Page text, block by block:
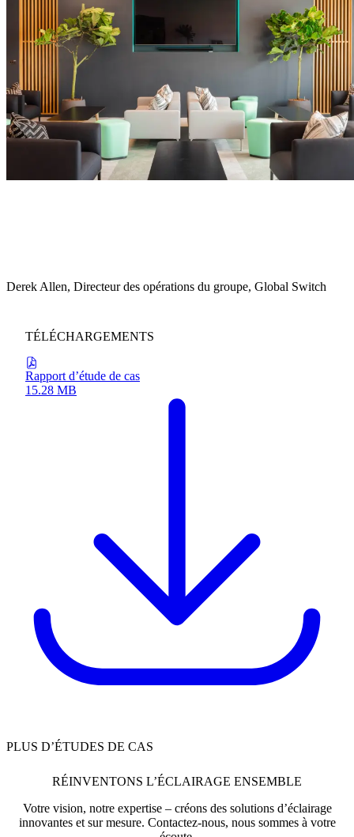
Derek Allen, Directeur des opérations du groupe, Global Switch
TÉLÉCHARGEMENTS
Rapport d’étude de cas
15.28 MB
PLUS D’ÉTUDES DE CAS
RÉINVENTONS L’ÉCLAIRAGE ENSEMBLE
Votre vision, notre expertise – créons des solutions d’éclairage
innovantes et sur mesure. Contactez-nous, nous sommes à votre